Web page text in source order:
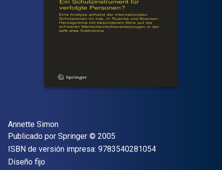
Autor(es)
Annette Simon
Editor
Publicado por Springer Copyright
© 2005
ISBN de versión impresa: 9783540281054"ISBN-13
Formato
Diseño fijo